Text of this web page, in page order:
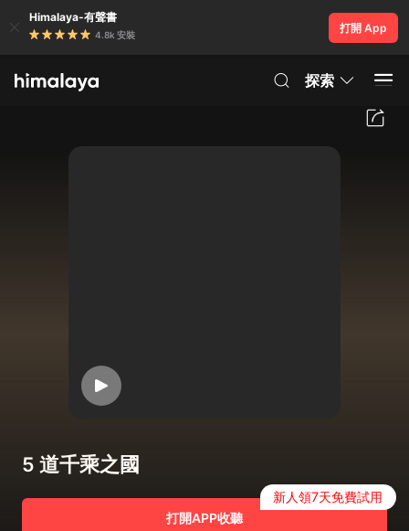
Himalaya-有聲書
4.8k 安裝
打開 App
探索
5 道千乘之國
打開APP收聽
新人領7天免費試用